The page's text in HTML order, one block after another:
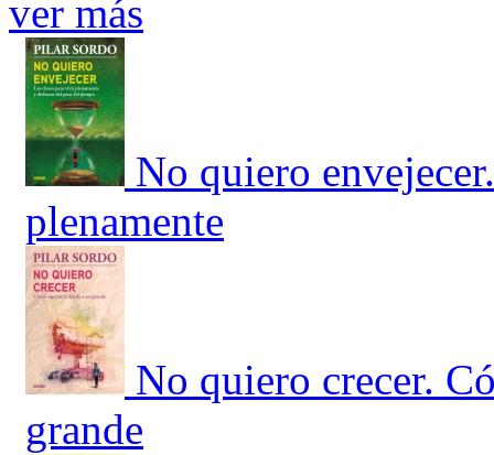
ver más
No quiero
plenamente
No quiero crecer.
grande